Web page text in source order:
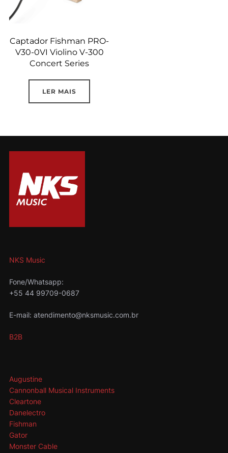
Captador Fishman PRO-
V30-0VI Violino V-300
Concert Series
LER MAIS
NKS Music
Fone/Whatsapp:
+55 44 99709-0687
E-mail: atendimento@nksmusic.com.br
B2B
Augustine
Cannonball Musical Instruments
Cleartone
Danelectro
Fishman
Gator
Monster Cable